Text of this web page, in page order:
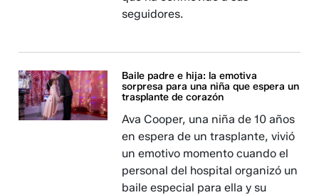
seguidores.
Baile padre e hija: la emotiva
sorpresa para una niña que espera un
trasplante de corazón
Ava Cooper, una niña de 10 años
en espera de un trasplante, vivió
un emotivo momento cuando el
personal del hospital organizó un
baile especial para ella y su